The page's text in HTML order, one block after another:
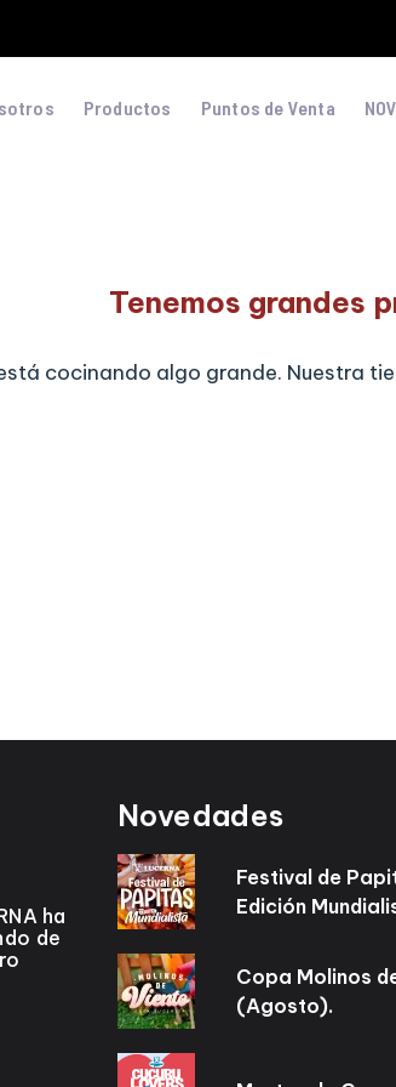
Productos Puntos de Venta
Tenemos grandes
cocinando algo grande. Nuestra
ha
de
Novedades
Festival de
Edición
Copa Molinos
(Agosto).